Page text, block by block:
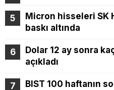
Micron hisseleri SK
baskı altında
Dolar 12 ay sonra
açıkladı
BIST 100 haftanın